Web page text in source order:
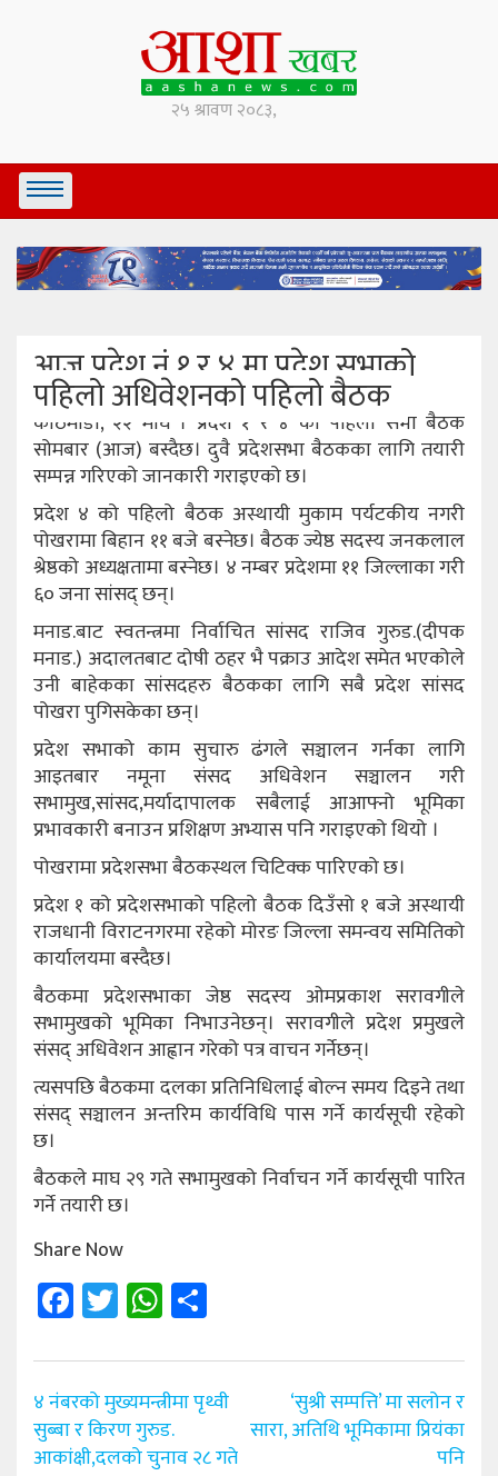
आज प्रदेश नं १ र ४ मा प्रदेश सभाको
पहिलो अधिवेशनको पहिलो बैठक
काठमाडौं, २२ माघ । प्रदेश १ र ४ को पहिलो सभा बैठक
सोमबार (आज) बस्दैछ। दुवै प्रदेशसभा बैठकका लागि तयारी
सम्पन्न गरिएको जानकारी गराइएको छ।
प्रदेश ४ को पहिलो बैठक अस्थायी मुकाम पर्यटकीय नगरी
पोखरामा बिहान ११ बजे बस्नेछ। बैठक ज्येष्ठ सदस्य जनकलाल
श्रेष्ठको अध्यक्षतामा बस्नेछ। ४ नम्बर प्रदेशमा ११ जिल्लाका गरी
६० जना सांसद् छन्।
मनाड.बाट स्वतन्त्रमा निर्वाचित सांसद राजिव गुरुड.(दीपक
मनाड.) अदालतबाट दोषी ठहर भै पक्राउ आदेश समेत भएकोले
उनी बाहेकका सांसदहरु बैठकका लागि सबै प्रदेश सांसद
पोखरा पुगिसकेका छन्।
प्रदेश सभाको काम सुचारु ढंगले सञ्चालन गर्नका लागि
आइतबार नमूना संसद अधिवेशन सञ्चालन गरी
सभामुख,सांसद,मर्यादापालक सबैलाई आआफ्नो भूमिका
प्रभावकारी बनाउन प्रशिक्षण अभ्यास पनि गराइएको थियो ।
पोखरामा प्रदेशसभा बैठकस्थल चिटिक्क पारिएको छ।
प्रदेश १ को प्रदेशसभाको पहिलो बैठक दिउँसो १ बजे अस्थायी
राजधानी विराटनगरमा रहेको मोरङ जिल्ला समन्वय समितिको
कार्यालयमा बस्दैछ।
बैठकमा प्रदेशसभाका जेष्ठ सदस्य ओमप्रकाश सरावगीले
सभामुखको भूमिका निभाउनेछन्। सरावगीले प्रदेश प्रमुखले
संसद् अधिवेशन आह्वान गरेको पत्र वाचन गर्नेछन्।
त्यसपछि बैठकमा दलका प्रतिनिधिलाई बोल्न समय दिइने तथा
संसद् सञ्चालन अन्तरिम कार्यविधि पास गर्ने कार्यसूची रहेको
छ।
बैठकले माघ २९ गते सभामुखको निर्वाचन गर्ने कार्यसूची पारित
गर्ने तयारी छ।
Share Now
Facebook
TwitterWhatsApp
Post
navigation
४ नंबरको मुख्यमन्त्रीमा पृथ्वी
सुब्बा र किरण गुरुड.
आकांक्षी,दलको चुनाव २८ गते
‘सुश्री सम्पत्ति’ मा सलोन र
सारा, अतिथि भूमिकामा प्रियंका
पनि